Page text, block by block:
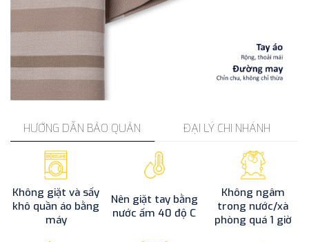
HƯỚNG DẪN BẢO QUẢN ĐẠI LÝ CHI NHÁNH
Không giặt và sấy
khô quần áo bằng
máy
Nên giặt tay bằng
nước ấm 40 độ C
Không ngâm
trong nước/xà
phòng quá 1 giờ